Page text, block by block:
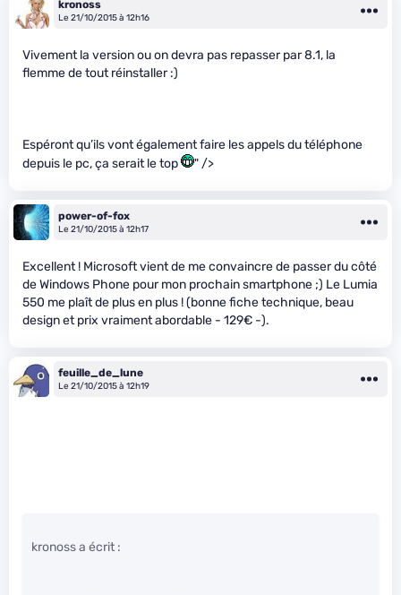
kronoss
Le 21/10/2015 à 12h16
Vivement la version ou on devra pas repasser par 8.1, la
flemme de tout réinstaller :)
Espéront qu’ils vont également faire les appels du téléphone
depuis le pc, ça serait le top
" />
power-of-fox
Le 21/10/2015 à 12h17
Excellent ! Microsoft vient de me convaincre de passer du côté
de Windows Phone pour mon prochain smartphone ;) Le Lumia
550 me plaît de plus en plus ! (bonne fiche technique, beau
design et prix vraiment abordable - 129€ -).
feuille_de_lune
Le 21/10/2015 à 12h19
kronoss a écrit :